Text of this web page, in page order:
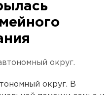
округ.
округ. В